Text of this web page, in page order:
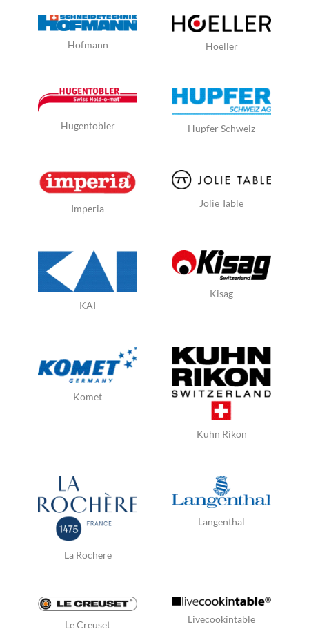
Hofmann Hoeller
Hugentobler Hupfer Schweiz
Imperia Jolie Table
KAI
Kisag
Komet
Kuhn Rikon
La Rochere
Langenthal
Le Creuset Livecookintable